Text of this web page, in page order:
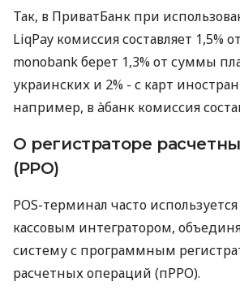
Так, в ПриватБанк при
LiqPay комиссия составляет 1,5%
monobank берет 1,3% от суммы
украинских и 2% - с карт
например, в àбанк комиссия
О регистраторе
(РРО)
POS-терминал часто
кассовым интегратором,
систему с программным
расчетных операций (пРРО).